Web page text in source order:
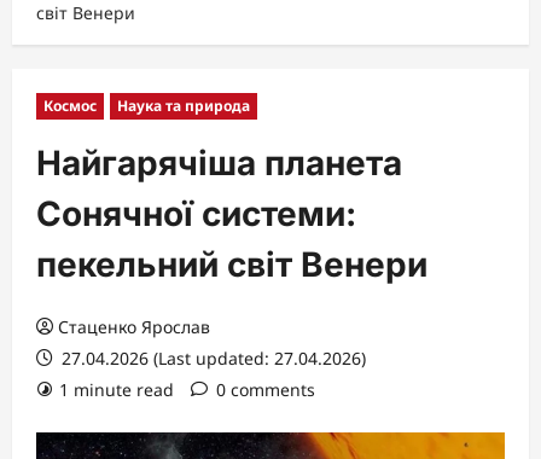
світ Венери
Космос Наука та природа
Найгарячіша планета
Сонячної системи:
пекельний світ Венери
Стаценко Ярослав
27.04.2026 (Last updated: 27.04.2026)
1 minute read
0 comments